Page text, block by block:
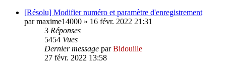
[Résolu] Modifier numéro et paramètre d'enregistrement
parmaxime14000 » 16 févr. 2022 21:31
3 Réponses
5454 Vues
Dernier message parBidouille
27 févr. 2022 13:58